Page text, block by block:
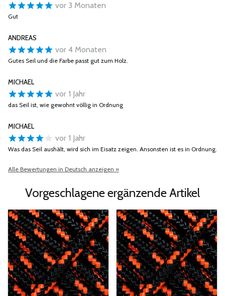
vor 3 Monaten
Gut
ANDREAS
vor 4 Monaten
Gutes Seil und die Farbe passt gut zum Holz.
MICHAEL
vor 1 Jahr
das Seil ist, wie gewohnt völlig in Ordnung
MICHAEL
vor 1 Jahr
Was das Seil aushält, wird sich im Eisatz zeigen. Ansonsten ist es in Ordnung.
Alle Bewertungen in Deutsch anzeigen »
Vorgeschlagene ergänzende Artikel